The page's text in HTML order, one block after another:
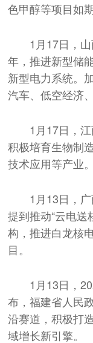
色甲醇等项目如
1月17日，
年，推进新型储
新型电力系统。
汽车、低空经济
1月17日，
积极培育生物制
技术应用等产业。
1月13日，
提到推动“云电送
构，推进白龙核
目。
1月13日，
布，福建省人民
沿赛道，积极打
域增长新引擎。